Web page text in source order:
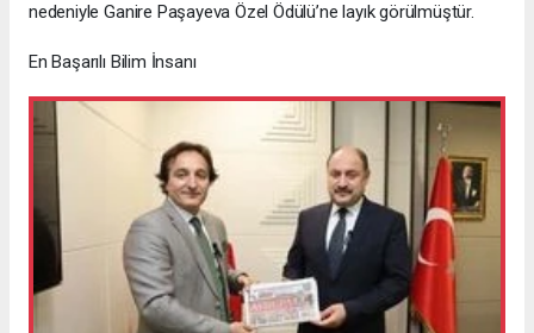
nedeniyle Ganire Paşayeva Özel Ödülü’ne layık görülmüştür.
En Başarılı Bilim İnsanı